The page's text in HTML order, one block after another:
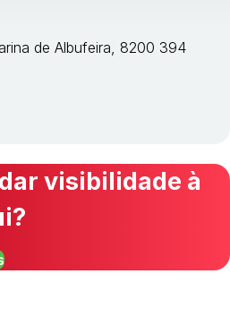
de Albufeira, 8200 394
visibilidade à